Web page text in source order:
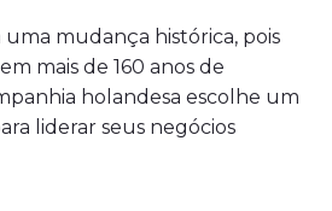
mudança histórica, pois
mais de 160 anos de
holandesa escolhe um
liderar seus negócios